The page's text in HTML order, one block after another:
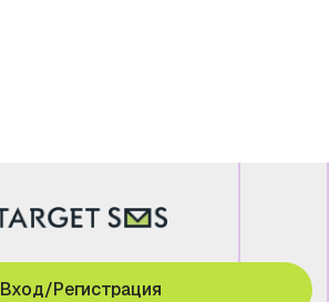
Вход/Регистрация